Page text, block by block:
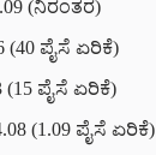
(ನಿರಂತರ)
(40 ಪೈಸೆ ಏರಿಕೆ)
(15 ಪೈಸೆ ಏರಿಕೆ)
(1.09 ಪೈಸೆ ಏರಿಕೆ)